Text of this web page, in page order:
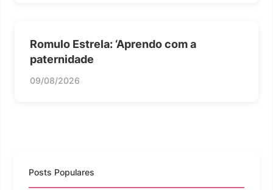
Romulo Estrela: ‘Aprendo com a
paternidade
09/08/2026
Posts Populares